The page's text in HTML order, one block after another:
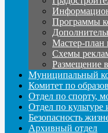
Программы
Мастер-план
Схемы
Размещение
Муниципальный
Комитет по
Отдел по спорту,
Отдел по культуре
Безопасность
Архивный отдел